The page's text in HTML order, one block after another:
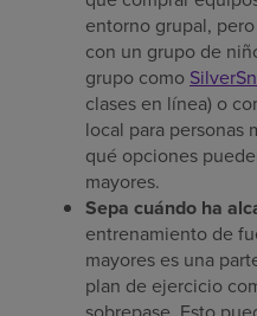
entorno grupal,
con un grupo de
grupo como
clases en línea) o
local para personas
qué opciones
mayores.
Sepa cuándo ha
entrenamiento de
mayores es una
plan de ejercicio